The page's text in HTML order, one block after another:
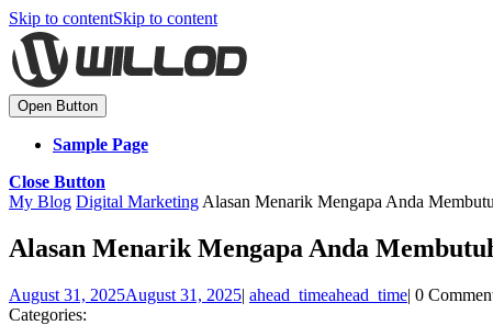
Skip to contentSkip to content
Open Button
Sample Page
Close Button
My Blog Digital Marketing Alasan Menarik Mengapa Anda
Alasan Menarik Mengapa Anda
August 31, 2025August 31, 2025| ahead_timeahead_time| 0
Categories: